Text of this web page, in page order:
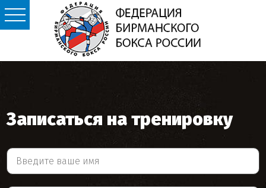
Записаться на тренировку